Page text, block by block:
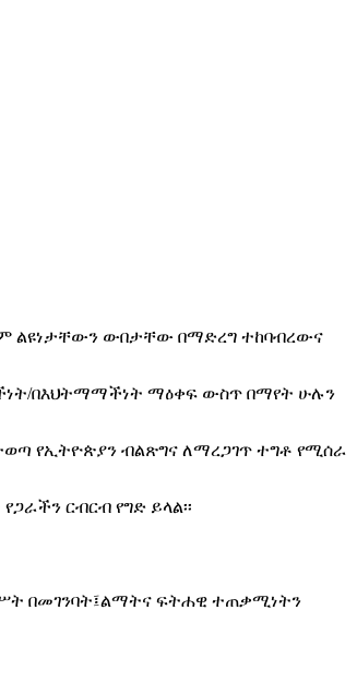
ልዩነታቸውን ውበታቸው በማድረግ ተከባብረውና
በእህትማማችነት ማዕቀፍ ውስጥ በማየት ሁሉን
የኢትዮጵያን ብልጽግና ለማረጋገጥ ተግቶ የሚሰራ
ርብርብ የግድ ይላል፡፡
በመገንባት፤ልማትና ፍትሐዊ ተጠቃሚነትን